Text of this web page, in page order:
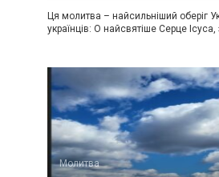
Ця молитва – найсильніший оберіг
українців: О найсвятіше Серце
Молитва